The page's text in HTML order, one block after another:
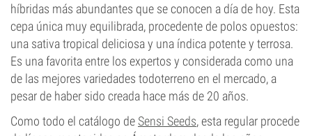
híbridas más abundantes que se conocen a día de hoy. Esta
cepa única muy equilibrada, procedente de polos opuestos:
una sativa tropical deliciosa y una índica potente y terrosa.
Es una favorita entre los expertos y considerada como una
de las mejores variedades todoterreno en el mercado, a
pesar de haber sido creada hace más de 20 años.
Como todo el catálogo de Sensi Seeds, esta regular procede